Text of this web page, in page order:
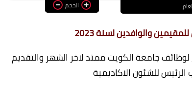
الحجم
والوافدين لسنة 2023
في جامعات الكويت 2023 والتقديم لوظائف جامعة الكويت ممتد لاخر الشهر والتقديم
للشئون الاكاديمية